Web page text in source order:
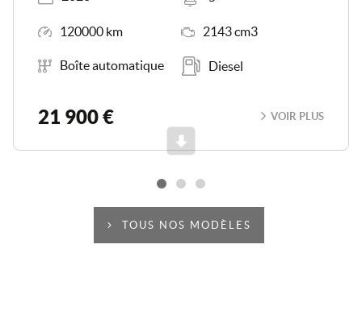
120000 km 2143 cm3
Boîte de vitesse
Boîte automatique
Carburant
Diesel
21 900 € VOIR PLUS
TOUS NOS MODÈLES
Scroll